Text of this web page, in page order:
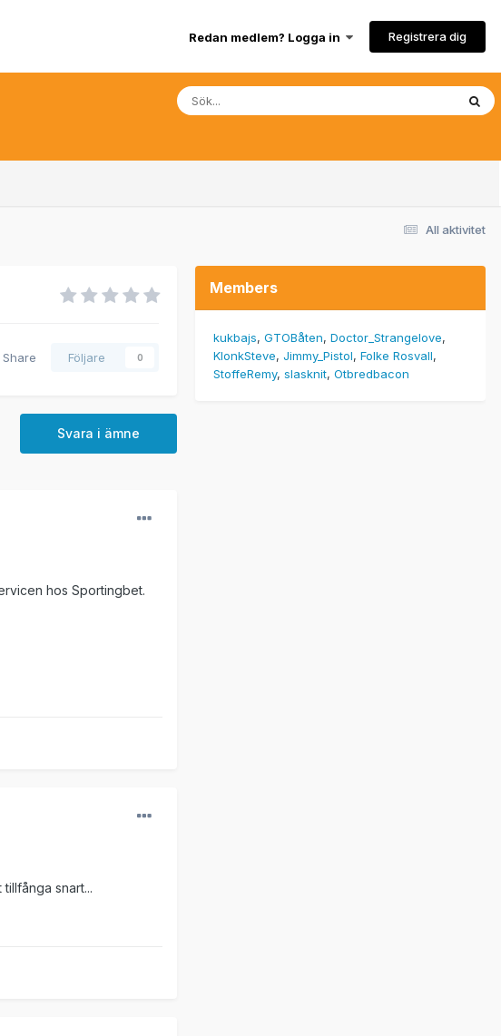
Redan medlem? Logga in Registrera dig
All aktivitet
Share Följare 0
Svara i ämne
hos Sportingbet.
snart...
Members
kukbajs GTOBåten Doctor_Strangelove
KlonkSteve Jimmy_Pistol Folke Rosvall
StoffeRemy slasknit Otbredbacon